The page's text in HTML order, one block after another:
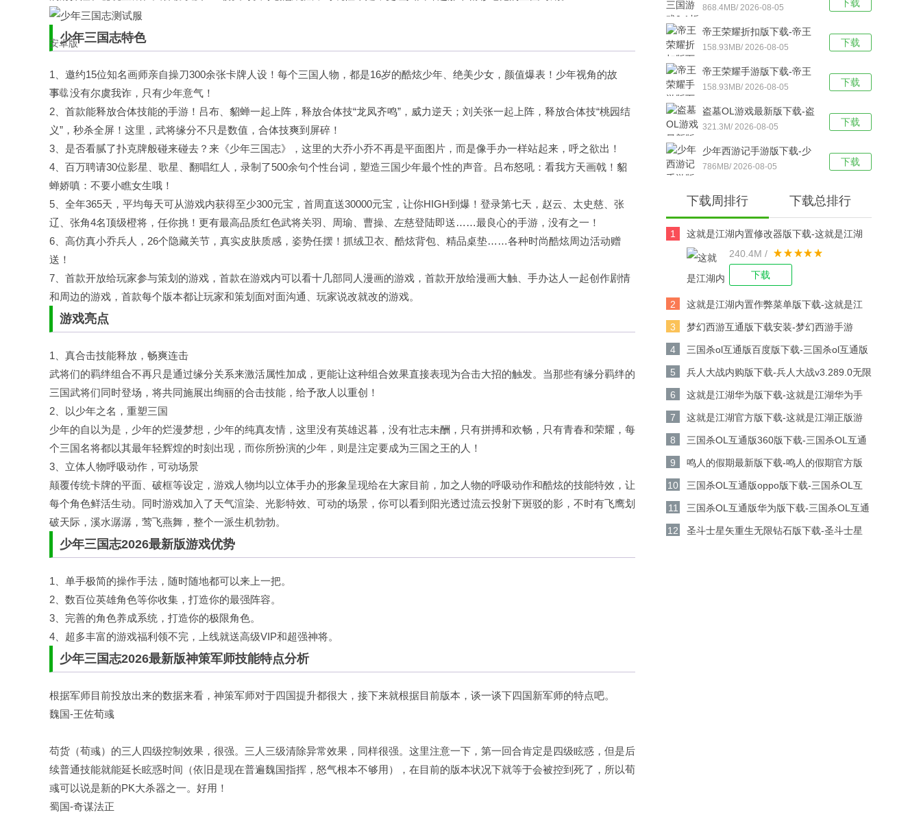
少年三国志特色
1、邀约15位知名画师亲自操刀300余张卡牌人设！每个三国人物，都是16岁的酷炫少年、绝美少女，颜值爆表！少年视角的故
事，没有尔虞我诈，只有少年意气！
2、首款能释放合体技能的手游！吕布、貂蝉一起上阵，释放合体技“龙凤齐鸣”，威力逆天；刘关张一起上阵，释放合体技“桃园结
义”，秒杀全屏！这里，武将缘分不只是数值，合体技爽到屏碎！
3、是否看腻了扑克牌般碰来碰去？来《少年三国志》，这里的大乔小乔不再是平面图片，而是像手办一样站起来，呼之欲出！
4、百万聘请30位影星、歌星、翻唱红人，录制了500余句个性台词，塑造三国少年最个性的声音。吕布怒吼：看我方天画戟！貂
蝉娇嗔：不要小瞧女生哦！
5、全年365天，平均每天可从游戏内获得至少300元宝，首周直送30000元宝，让你HIGH到爆！登录第七天，赵云、太史慈、张
辽、张角4名顶级橙将，任你挑！更有最高品质红色武将关羽、周瑜、曹操、左慈登陆即送……最良心的手游，没有之一！
6、高仿真小乔兵人，26个隐藏关节，真实皮肤质感，姿势任摆！抓绒卫衣、酷炫背包、精品桌垫……各种时尚酷炫周边活动赠
送！
7、首款开放给玩家参与策划的游戏，首款在游戏内可以看十几部同人漫画的游戏，首款开放给漫画大触、手办达人一起创作剧情
和周边的游戏，首款每个版本都让玩家和策划面对面沟通、玩家说改就改的游戏。
游戏亮点
1、真合击技能释放，畅爽连击
武将们的羁绊组合不再只是通过缘分关系来激活属性加成，更能让这种组合效果直接表现为合击大招的触发。当那些有缘分羁绊的
三国武将们同时登场，将共同施展出绚丽的合击技能，给予敌人以重创！
2、以少年之名，重塑三国
少年的自以为是，少年的烂漫梦想，少年的纯真友情，这里没有英雄迟暮，没有壮志未酬，只有拼搏和欢畅，只有青春和荣耀，每
个三国名将都以其最年轻辉煌的时刻出现，而你所扮演的少年，则是注定要成为三国之王的人！
3、立体人物呼吸动作，可动场景
颠覆传统卡牌的平面、破框等设定，游戏人物均以立体手办的形象呈现给在大家目前，加之人物的呼吸动作和酷炫的技能特效，让
每个角色鲜活生动。同时游戏加入了天气渲染、光影特效、可动的场景，你可以看到阳光透过流云投射下斑驳的影，不时有飞鹰划
破天际，溪水潺潺，莺飞燕舞，整个一派生机勃勃。
少年三国志2026最新版游戏优势
1、单手极简的操作手法，随时随地都可以来上一把。
2、数百位英雄角色等你收集，打造你的最强阵容。
3、完善的角色养成系统，打造你的极限角色。
4、超多丰富的游戏福利领不完，上线就送高级VIP和超强神将。
少年三国志2026最新版神策军师技能特点分析
根据军师目前投放出来的数据来看，神策军师对于四国提升都很大，接下来就根据目前版本，谈一谈下四国新军师的特点吧。
魏国-王佐荀彧
苟货（荀彧）的三人四级控制效果，很强。三人三级清除异常效果，同样很强。这里注意一下，第一回合肯定是四级眩惑，但是后
续普通技能就能延长眩惑时间（依旧是现在普遍魏国指挥，怒气根本不够用），在目前的版本状况下就等于会被控到死了，所以荀
彧可以说是新的PK大杀器之一。好用！
蜀国-奇谋法正
下载
微微三国福利版 v1.0安卓
版下载
868.4MB/ 2026-08-05
下载
帝王荣耀折扣版下载-帝王
荣耀满VIP福利版v9.0安卓
版下载
158.93MB/ 2026-08-05
下载
帝王荣耀手游版下载-帝王
荣耀鬼服资源独享版 v9.0
安卓版下载
158.93MB/ 2026-08-05
下载
盗墓OL游戏最新版下载-盗
墓OL官方版 V2.934安卓版
下载
321.3M/ 2026-08-05
下载
少年西游记手游版下载-少
年西游记 v9.5.03安卓版下
786MB/ 2026-08-05
下载周排行 下载总排行
1
这就是江湖内置修改器版下载-这就是江湖
修改版v14.3.0安卓版下载
240.4M /
下载
2
这就是江湖内置作弊菜单版下载-这就是江
湖作弊版v14.3.0安卓版下载
3
梦幻西游互通版下载安装-梦幻西游手游
v1.567.0安卓版下载
4
三国杀ol互通版百度版下载-三国杀ol互通版
百度游戏v3.9.0安卓版下载
5
兵人大战内购版下载-兵人大战v3.289.0无限
金币钻石版下载
6
这就是江湖华为版下载-这就是江湖华为手
机游戏v14.3.0安卓版下载
7
这就是江湖官方版下载-这就是江湖正版游
戏v14.3.0安卓版下载
8
三国杀OL互通版360版下载-三国杀OL互通
版360客户端v3.9.0安卓版下载
9
鸣人的假期最新版下载-鸣人的假期官方版
v1.23安卓版下载
10
三国杀OL互通版oppo版下载-三国杀OL互
通版oppo手机游戏v3.9.0安卓版下载
11
三国杀OL互通版华为版下载-三国杀OL互通
版华为游戏v3.9.0安卓版下载
12
圣斗士星矢重生无限钻石版下载-圣斗士星